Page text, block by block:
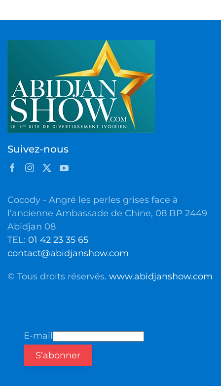
Suivez-nous
Cocody - Angré les perles grises face à
l’ancienne Ambassade de Chine, 08 BP 2449
Abidjan 08
TEL: 01 42 23 35 65
contact@abidjanshow.com
© Tous droits réservés. www.abidjanshow.com
E-mail
S’abonner